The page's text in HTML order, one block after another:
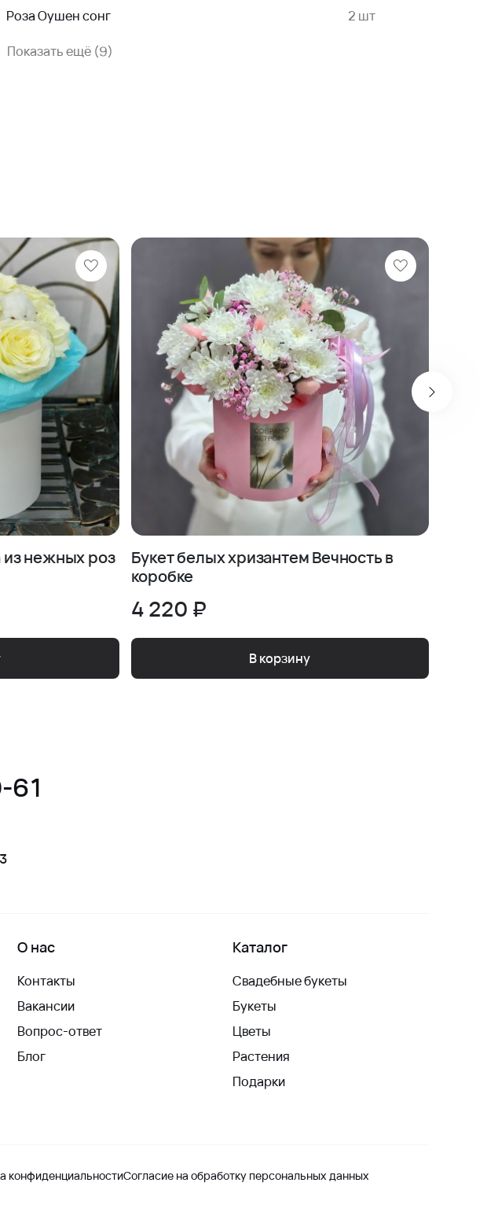
Роза Оушен сонг
2 шт
Показать ещё (9)
из нежных роз
Букет белых хризантем Вечность в
коробке
4 220 ₽
В корзину
61
О нас
Контакты
Вакансии
Вопрос-ответ
Блог
Каталог
Свадебные букеты
Букеты
Цветы
Растения
Подарки
конфиденциальностиСогласие на обработку персональных данных